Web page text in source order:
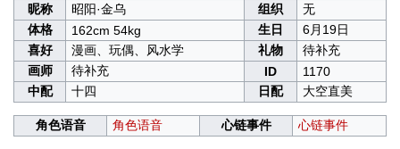
昵称 昭阳·金乌 组织
无
体格
162cm 54kg 生日
6月19日
喜好
漫画、玩偶、风水学 礼物
待补充
画师
待补充 ID
1170
中配
十四 日配 大空直美
角色语音 角色语音 心链事件 心链事件